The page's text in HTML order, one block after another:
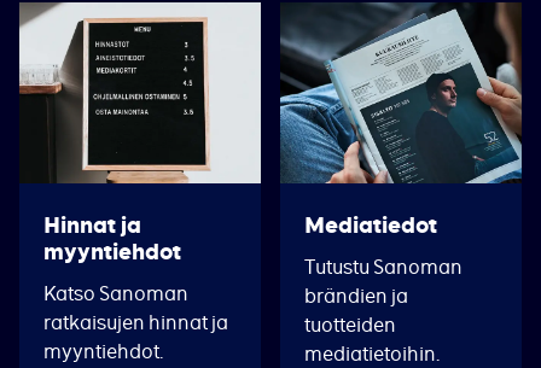
Hinnat ja
myyntiehdot
Katso Sanoman
ratkaisujen hinnat ja
myyntiehdot.
Mediatiedot
Tutustu Sanoman
brändien ja
tuotteiden
mediatietoihin.